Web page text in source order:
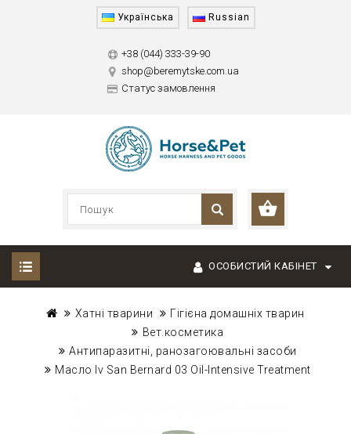
Українська Russian
+38 (044) 333-39-90
shop@beremytske.com.ua
Статус замовлення
ОСОБИСТИЙ КАБІНЕТ
Хатні тварини
Гігієна домашніх тварин
Вет.косметика
Антипаразитні, ранозагоювальні засоби
Масло Iv San Bernard 03 Oil-Intensive Treatment